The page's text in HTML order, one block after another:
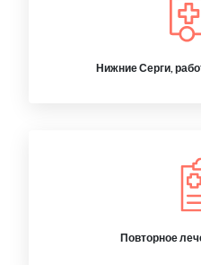
Нижние Серги,
Повторное